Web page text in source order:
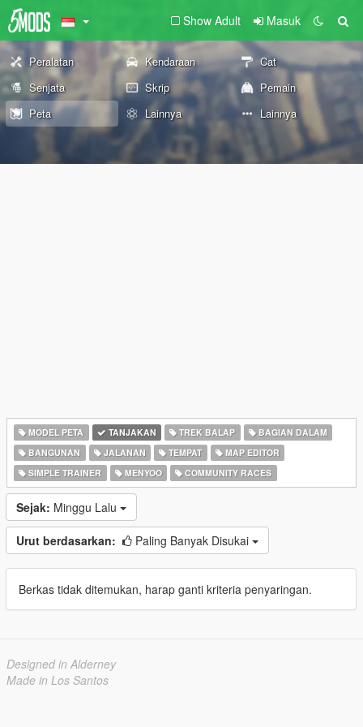
Show Adult Masuk
Peralatan Kendaraan
Cat
Senjata
Skrip
Pemain
Peta
Lainnya Lainnya
MODEL PETA TANJAKAN TREK BALAP
BAGIAN DALAM
BANGUNAN
JALANAN TEMPAT
MAP EDITOR
SIMPLE TRAINER
MENYOO COMMUNITY RACES
Sejak: Minggu Lalu
Urut berdasarkan: Paling Banyak Disukai
Berkas tidak ditemukan, harap ganti kriteria penyaringan.
Designed in Alderney
Made in Los Santos